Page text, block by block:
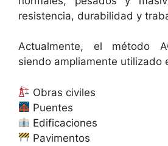
resistencia, durabilidad y
Actualmente, el método
siendo ampliamente utilizado
Obras civiles
Puentes
Edificaciones
Pavimentos